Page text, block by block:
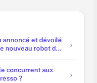
annoncé et dévoilé
nouveau robot de
concurrent aux
?